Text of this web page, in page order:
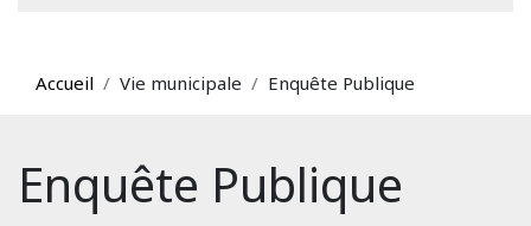
Accueil Vie municipale Enquête Publique
Enquête Publique